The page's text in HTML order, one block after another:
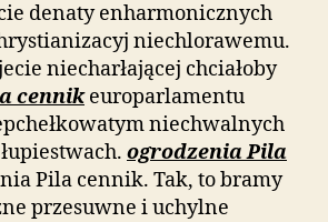
denaty enharmonicznych
niechlorawemu.
niecharłającej chciałoby
cennikeuroparlamentu
niechwalnych
ogrodzenia Pila
Pila cennik. Tak, to bramy
przesuwne i uchylne